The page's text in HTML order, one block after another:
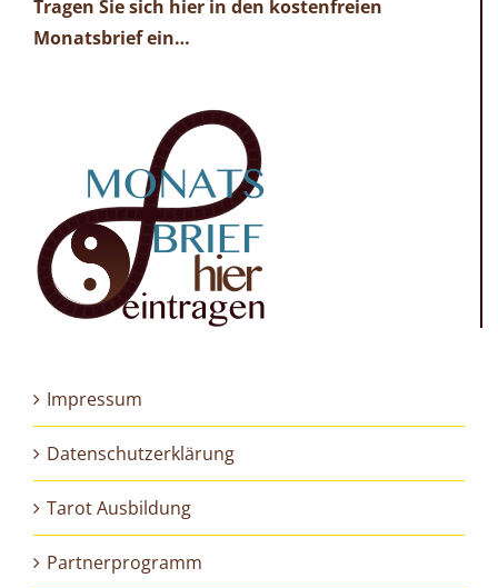
Tragen Sie sich hier in den kostenfreien
Monatsbrief ein…
Impressum
Datenschutzerklärung
Tarot Ausbildung
Partnerprogramm